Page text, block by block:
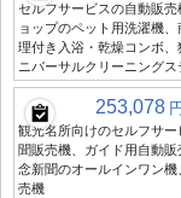
セルフサービスの自動販売
ョップのペット用洗濯機
理付き入浴・乾燥コンボ、
ニバーサルクリーニング
253,078 円
観光名所向けのセルフサ
聞販売機、ガイド用自動
念新聞のオールインワン機
売機